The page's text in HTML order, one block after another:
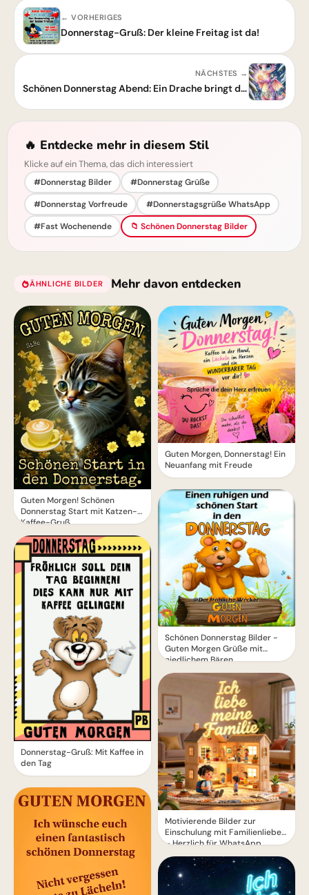
← VORHERIGES
Donnerstag-Gruß: Der kleine Freitag ist da!
NÄCHSTES →
Schönen Donnerstag Abend: Ein Drache bringt dir Liebe und Wärme
🔥 Entdecke mehr in diesem Stil
Klicke auf ein Thema, das dich interessiert
#Donnerstag Bilder
#Donnerstag Grüße
#Donnerstag Vorfreude
#Donnerstagsgrüße WhatsApp
#Fast Wochenende
📁 Schönen Donnerstag Bilder
ÄHNLICHE BILDER Mehr davon entdecken
Guten Morgen! Schönen
Donnerstag Start mit Katzen-
Kaffee-Gruß
Donnerstag-Gruß: Mit Kaffee in
den Tag
Guten Morgen, Donnerstag! Ein
Neuanfang mit Freude
Schönen Donnerstag Bilder -
Guten Morgen Grüße mit
niedlichem Bären
Motivierende Bilder zur
Einschulung mit Familienliebe
– Herzlich für WhatsApp